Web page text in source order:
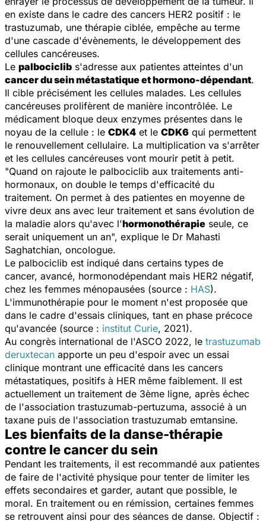
en existe dans le cadre des cancers HER2 positif : le
trastuzumab, une thérapie ciblée, empêche au terme
d'une cascade d'évènements, le développement des
cellules cancéreuses.
Le palbociclib s'adresse aux patientes atteintes d'un
cancer du sein métastatique et hormono-dépendant.
Il cible précisément les cellules malades. Les cellules
cancéreuses prolifèrent de manière incontrôlée. Le
médicament bloque deux enzymes présentes dans le
noyau de la cellule : le CDK4 et le CDK6 qui permettent
le renouvellement cellulaire. La multiplication va s'arrêter
et les cellules cancéreuses vont mourir petit à petit.
"Quand on rajoute le palbociclib aux traitements anti-
hormonaux, on double le temps d'efficacité du
traitement. On permet à des patientes en moyenne de
vivre deux ans avec leur traitement et sans évolution de
la maladie alors qu'avec l'hormonothérapie seule, ce
serait uniquement un an", explique le Dr Mahasti
Saghatchian, oncologue.
Le palbociclib est indiqué dans certains types de
cancer, avancé, hormonodépendant mais HER2 négatif,
chez les femmes ménopausées (source : HAS).
L'immunothérapie pour le moment n'est proposée que
dans le cadre d'essais cliniques, tant en phase précoce
qu'avancée (source : institut Curie, 2021).
Au congrès international de l'ASCO 2022, le trastuzumab
deruxtecan apporte un peu d'espoir avec un essai
clinique montrant une efficacité dans les cancers
métastatiques, positifs à HER même faiblement. Il est
actuellement un traitement de 3ème ligne, après échec
de l'association trastuzumab-pertuzuma, associé à un
taxane puis de l'association trastuzumab emtansine.
Les bienfaits de la danse-thérapie
contre le cancer du sein
Pendant les traitements, il est recommandé aux patientes
de faire de l'activité physique pour tenter de limiter les
effets secondaires et garder, autant que possible, le
moral. En traitement ou en rémission, certaines femmes
se retrouvent ainsi pour des séances de danse. Objectif :